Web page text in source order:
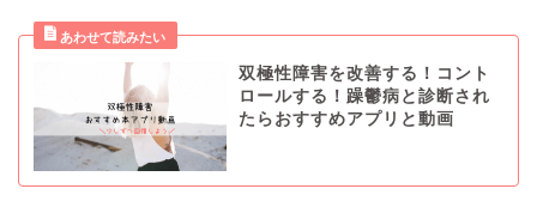
双極性障害を改善する！コント
ロールする！躁鬱病と診断され
たらおすすめアプリと動画